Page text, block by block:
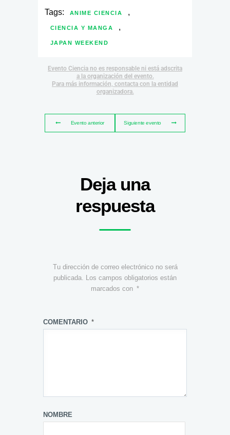
Tags: ANIME CIENCIA ,
CIENCIA Y MANGA ,
JAPAN WEEKEND
Evento Ciencia no es responsable ni está adscrita
a la organización del evento.
Para más información, contacta con la entidad
organizadora.
Evento anterior Siguiente evento
Deja una
respuesta
Tu dirección de correo electrónico no será
publicada. Los campos obligatorios están
marcados con *
COMENTARIO *
NOMBRE